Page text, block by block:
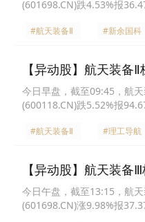
(601698.CN)跌4.53%报
#航天装备Ⅱ #新余国科
【异动股】航天装备
今日早盘，截至09:45，航
(600118.CN)跌5.52%报
#航天装备Ⅱ #理工导航
【异动股】航天装备
今日午盘，截至13:15，航
(601698.CN)涨9.98%报